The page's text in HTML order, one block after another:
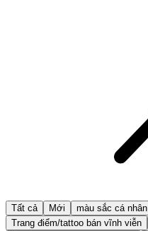
Tất cả Mới màu sắc cá nhân
Trang điểm/tattoo bán vĩnh viễn